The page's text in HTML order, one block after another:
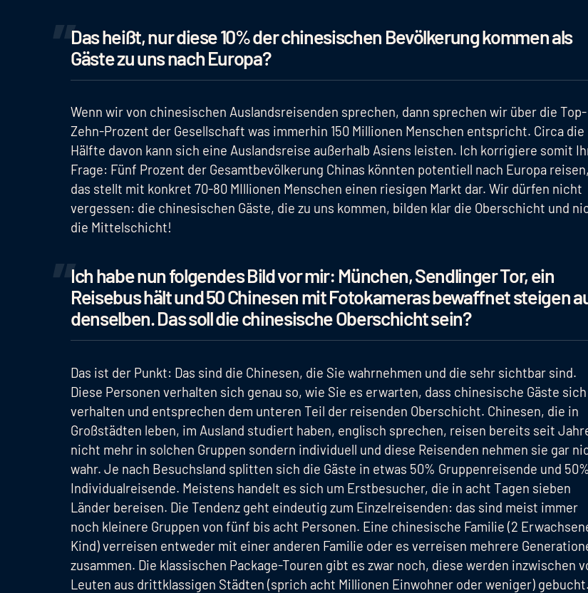
Das heißt, nur diese 10% der chinesischen Bevölkerung kommen als
Gäste zu uns nach Europa?
Wenn wir von chinesischen Auslandsreisenden sprechen, dann sprechen wir über die Top-
Zehn-Prozent der Gesellschaft was immerhin 150 Millionen Menschen entspricht. Circa die
Hälfte davon kann sich eine Auslandsreise außerhalb Asiens leisten. Ich korrigiere somit
Frage: Fünf Prozent der Gesamtbevölkerung Chinas könnten potentiell nach Europa reisen,
das stellt mit konkret 70-80 MIllionen Menschen einen riesigen Markt dar. Wir dürfen nicht
vergessen: die chinesischen Gäste, die zu uns kommen, bilden klar die Oberschicht und
die Mittelschicht!
Ich habe nun folgendes Bild vor mir: München, Sendlinger Tor, ein
Reisebus hält und 50 Chinesen mit Fotokameras bewaffnet steigen
denselben. Das soll die chinesische Oberschicht sein?
Das ist der Punkt: Das sind die Chinesen, die Sie wahrnehmen und die sehr sichtbar sind.
Diese Personen verhalten sich genau so, wie Sie es erwarten, dass chinesische Gäste sich
verhalten und entsprechen dem unteren Teil der reisenden Oberschicht. Chinesen, die in
Großstädten leben, im Ausland studiert haben, englisch sprechen, reisen bereits seit
nicht mehr in solchen Gruppen sondern individuell und diese Reisenden nehmen sie gar
wahr. Je nach Besuchsland splitten sich die Gäste in etwas 50% Gruppenreisende und 50%
Individualreisende. Meistens handelt es sich um Erstbesucher, die in acht Tagen sieben
Länder bereisen. Die Tendenz geht eindeutig zum Einzelreisenden: das sind meist immer
noch kleinere Gruppen von fünf bis acht Personen. Eine chinesische Familie (2
Kind) verreisen entweder mit einer anderen Familie oder es verreisen mehrere
zusammen. Die klassischen Package-Touren gibt es zwar noch, diese werden inzwischen
Leuten aus drittklassigen Städten (sprich acht Millionen Einwohner oder weniger) gebucht.